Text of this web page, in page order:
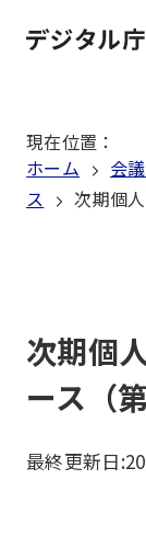
文
動
現在位置 ：
ホーム
会
ス
次期個
次期個
ース（
最終更新日: